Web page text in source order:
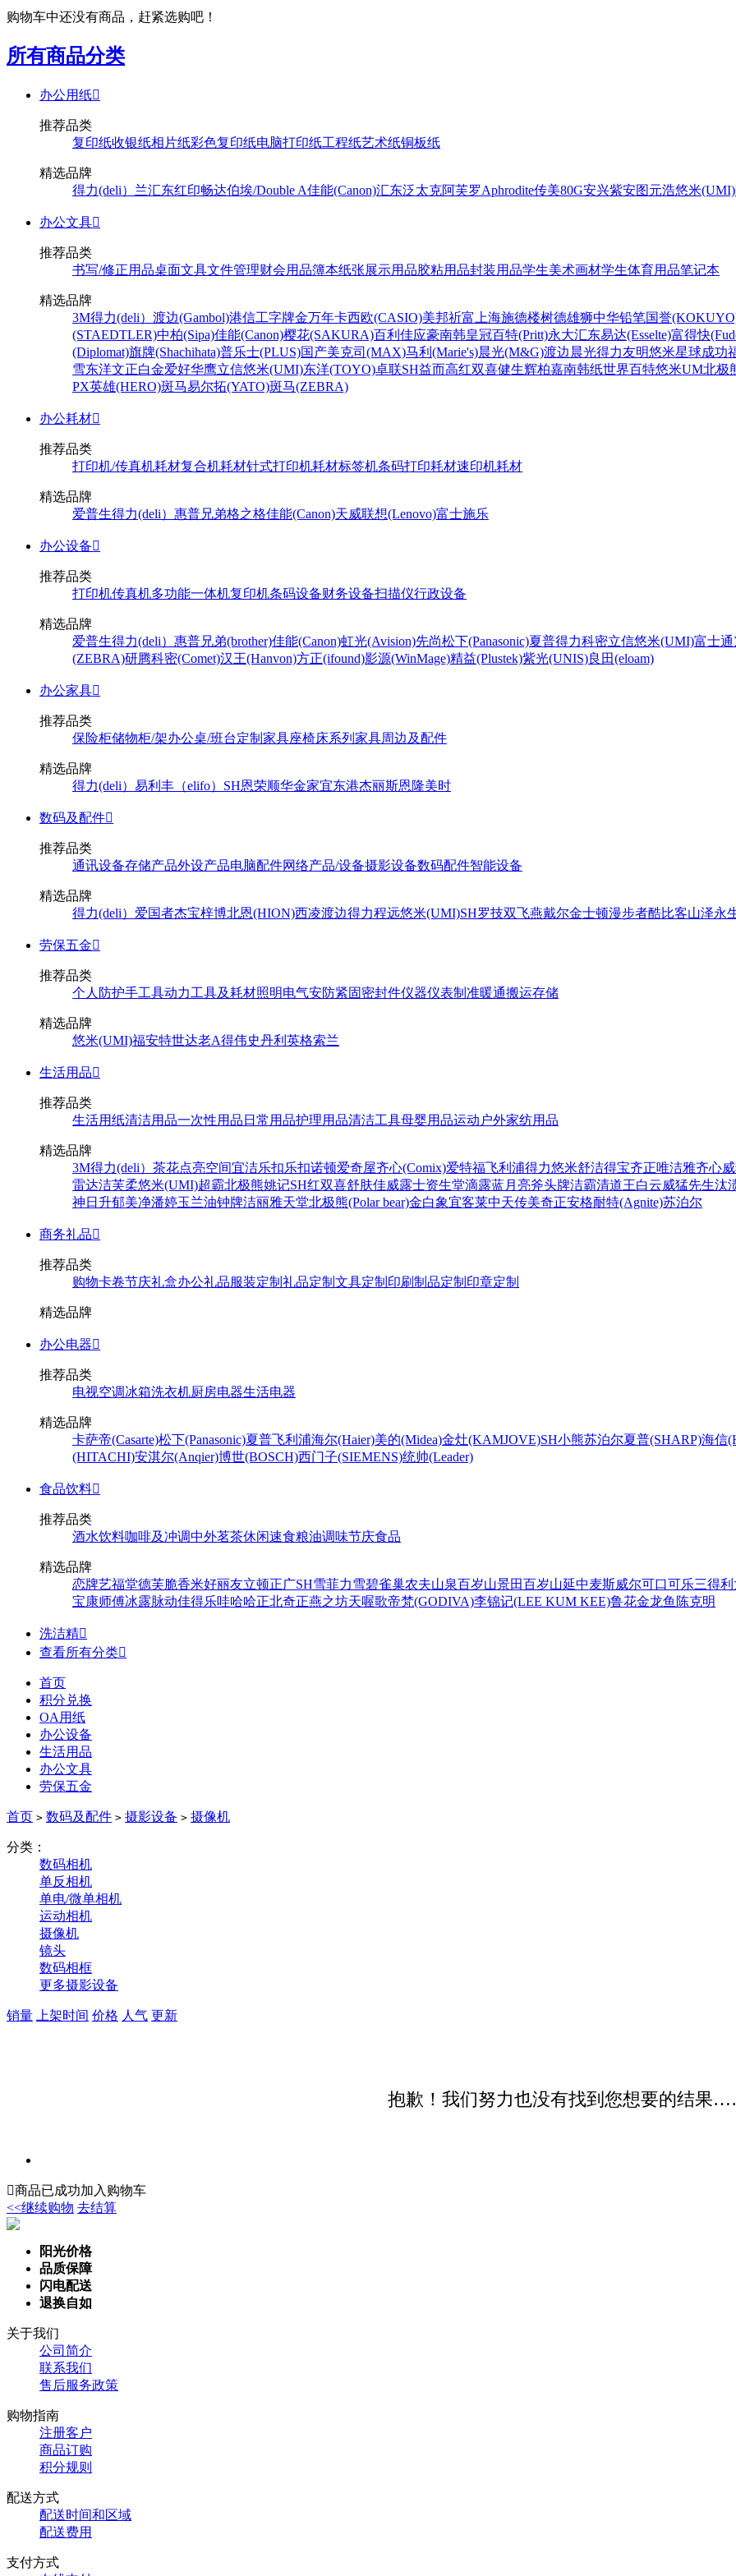
购物车中还没有商品，赶紧选购吧！
所有商品分类
办公用纸
推荐品类
复印纸收银纸相片纸彩色复印纸电脑打印纸工程纸艺术纸铜板纸
精选品牌
得力(deli） 兰汇东红印畅达伯埃/Double A佳能(Canon)汇东泛太克阿芙罗Aphrodite传美80G安兴紫安图元浩悠米(UMI)
办公文具
推荐品类
书写/修正用品桌面文具文件管理财会用品簿本纸张展示用品胶粘用品封装用品学生美术画材学生体育用品笔记本
精选品牌
3M得力(deli） 渡边(Gambol)港信工字牌金万年卡西欧(CASIO)美邦祈富 上海施德楼树德雄狮中华铅笔国誉
(STAEDTLER)中柏(Sipa)佳能(Canon)樱花(SAKURA)百利佳应豪南韩皇冠百特(Pritt)永大汇东易达(Esselte)富得快
(Diplomat)旗牌(Shachihata)普乐士(PLUS)国产美克司(MAX)马利(Marie's)晨光(M&G)渡边 晨光得力友明悠米星球成功
雪东洋文正白金爱好华鹰立信悠米(UMI)东洋(TOYO)卓联SH益而高红双喜健生辉柏嘉南韩纸世界百特悠米UM北极
PX英雄(HERO)斑马易尔拓(YATO)斑马(ZEBRA)
办公耗材
推荐品类
打印机/传真机耗材复合机耗材针式打印机耗材标签机条码打印耗材速印机耗材
精选品牌
爱普生得力(deli） 惠普兄弟格之格佳能(Canon)天威联想(Lenovo)富士施乐
办公设备
推荐品类
打印机传真机多功能一体机复印机条码设备财务设备扫描仪行政设备
精选品牌
爱普生得力(deli） 惠普兄弟(brother)佳能(Canon)虹光(Avision)先尚松下(Panasonic)夏普得力科密立信悠米(UMI)富士通
(ZEBRA)研腾科密(Comet)汉王(Hanvon)方正(ifound)影源(WinMage)精益(Plustek)紫光(UNIS)良田(eloam)
办公家具
推荐品类
保险柜储物柜/架办公桌/班台定制家具座椅床系列 家具周边及配件
精选品牌
得力(deli） 易利丰（elifo） SH恩荣顺华金家宜东港杰丽斯恩隆美时
数码及配件
推荐品类
通讯设备存储产品外设产品电脑配件网络产品/设备摄影设备数码配件智能设备
精选品牌
得力(deli） 爱国者杰宝梓博北恩(HION)西凌渡边得力程远悠米(UMI)SH罗技双飞燕戴尔金士顿漫步者酷比客山泽永
劳保五金
推荐品类
个人防护手工具动力工具及耗材照明电气安防紧固密封件仪器仪表制准暖通搬运存储
精选品牌
悠米(UMI)福安特世达老A得伟史丹利 英格索兰
生活用品
推荐品类
生活用纸清洁用品一次性用品 日常用品护理用品清洁工具母婴用品运动户外家纺用品
精选品牌
3M得力(deli） 茶花点亮空间宜洁乐扣乐扣诺顿爱奇屋齐心(Comix)爱特福飞利浦得力悠米舒洁得宝齐正唯洁雅齐心
雷达洁芙柔悠米(UMI)超霸北极熊姚记SH红双喜舒肤佳威露士资生堂滴露蓝月亮斧头牌洁霸清道王白云威猛先生汰
神 日升郁美净潘婷玉兰油钟牌洁丽雅天堂北极熊(Polar bear)金白象宜客莱中天传美奇正安格耐特(Agnite)苏泊尔
商务礼品
推荐品类
购物卡卷节庆礼盒办公礼品服装定制 礼品定制 文具定制 印刷制品定制 印章定制
精选品牌
办公电器
推荐品类
电视空调冰箱洗衣机厨房电器生活电器
精选品牌
卡萨帝(Casarte)松下(Panasonic)夏普飞利浦海尔(Haier)美的(Midea)金灶(KAMJOVE)SH小熊苏泊尔夏普(SHARP)海信
(HITACHI)安淇尔(Anqier)博世(BOSCH)西门子(SIEMENS)统帅(Leader)
食品饮料
推荐品类
酒水饮料咖啡及冲调中外茗茶休闲速食粮油调味节庆食品
精选品牌
恋牌艺福堂德芙脆香米好丽友立顿正广SH雪菲力雪碧雀巢农夫山泉百岁山景田百岁山延中麦斯威尔可口可乐三得利
宝康师傅冰露脉动佳得乐哇哈哈正北奇正燕之坊天喔歌帝梵(GODIVA)李锦记(LEE KUM KEE)鲁花金龙鱼 陈克明
洗洁精
查看所有分类
首页
积分兑换
OA用纸
办公设备
生活用品
办公文具
劳保五金
首页 > 数码及配件 > 摄影设备 > 摄像机
分类：
数码相机
单反相机
单电/微单相机
运动相机
摄像机
镜头
数码相框
更多摄影设备
销量 上架时间 价格 人气 更新
抱歉！我们努力也没有找到您想要的结果
商品已成功加入购物车
<<继续购物 去结算
阳光价格
品质保障
闪电配送
退换自如
关于我们
公司简介
联系我们
售后服务政策
购物指南
注册客户
商品订购
积分规则
配送方式
配送时间和区域
配送费用
支付方式